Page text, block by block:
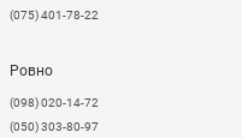
(075) 401-78-22
Ровно
(098) 020-14-72
(050) 303-80-97